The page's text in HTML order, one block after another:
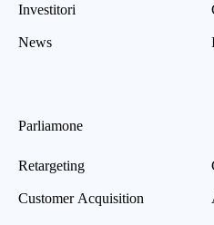
Investitori
News
Parliamone
Retargeting
Customer Acquisition